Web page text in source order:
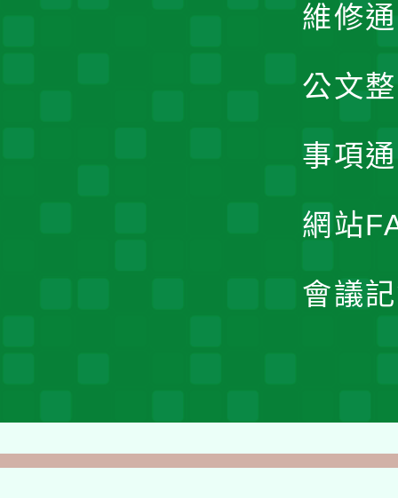
維修
公文
事項
網站
會議